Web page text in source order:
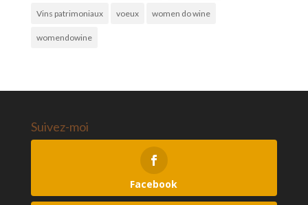
Vins patrimoniaux voeux women do wine
womendowine
Suivez-moi
Facebook